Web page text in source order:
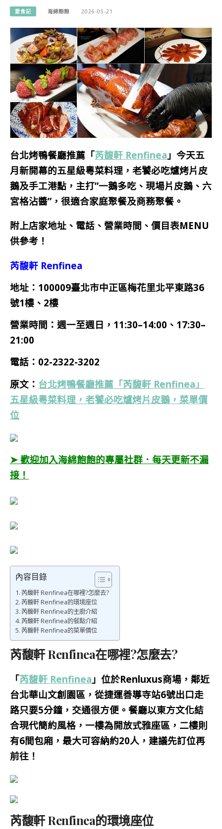
愛食記 海綿飽飽 2026-05-21
台北烤鴨餐廳推薦「芮馥軒 Renfinea 」今天五
月新開幕的五星級粵菜料理，老饕必吃爐烤片皮
鵝及手工港點，主打”一鵝多吃、現場片皮鵝、六
宮格沾醬”，很適合家庭聚餐及商務聚餐。
附上店家地址、電話、營業時間、價目表MENU
供參考！
芮馥軒 Renfinea
地址：100009臺北市中正區梅花里北平東路36
號1樓、2樓
營業時間：週一至週日，11:30–14:00、17:30–
21:00
電話： 02-2322-3202
原文： 台北烤鴨餐廳推薦「芮馥軒 Renfinea」
五星級粵菜料理，老饕必吃爐烤片皮鵝，菜單價
位
➤ 歡迎加入海綿飽飽的專屬社群．每天更新不漏
接！
內容目錄
芮馥軒 Renfinea在哪裡?怎麼去?
芮馥軒 Renfinea的環境座位
芮馥軒 Renfinea的主廚介紹
芮馥軒 Renfinea的餐點介紹
芮馥軒 Renfinea的菜單價位
芮馥軒 Renfinea在哪裡?怎麼去?
「芮馥軒 Renfinea 」位於Renluxus商場，鄰近
台北華山文創園區，從捷運善導寺站6號出口走
路只要5分鐘，交通很方便。餐廳以東方文化結
合現代簡約風格，一樓為開放式雅座區，二樓則
有6間包廂，最大可容納約20人，建議先訂位再
前往！
芮馥軒 Renfinea的環境座位